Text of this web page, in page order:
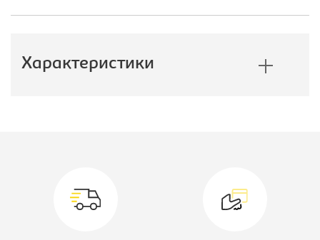
Характеристики
черный